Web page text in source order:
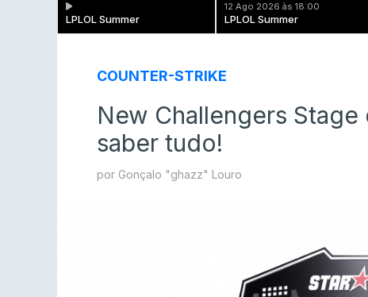
LPLOL Summer
12 Ago 2026 às 18:00
LPLOL Summer
COUNTER-STRIKE
New Challengers
saber tudo!
por Gonçalo "ghazz" Louro